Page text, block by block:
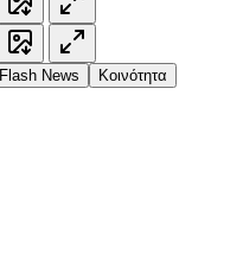
Flash News Κοινότητα